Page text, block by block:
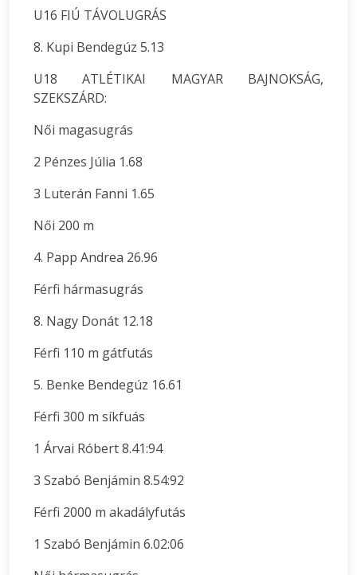
U16 FIÚ TÁVOLUGRÁS
8. Kupi Bendegúz 5.13
U18 ATLÉTIKAI MAGYAR BAJNOKSÁG,
SZEKSZÁRD:
Női magasugrás
2 Pénzes Júlia 1.68
3 Luterán Fanni 1.65
Női 200 m
4. Papp Andrea 26.96
Férfi hármasugrás
8. Nagy Donát 12.18
Férfi 110 m gátfutás
5. Benke Bendegúz 16.61
Férfi 300 m síkfuás
1 Árvai Róbert 8.41:94
3 Szabó Benjámin 8.54:92
Férfi 2000 m akadályfutás
1 Szabó Benjámin 6.02:06